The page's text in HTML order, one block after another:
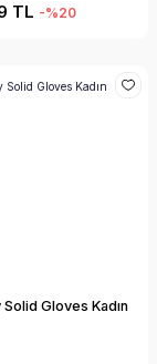
TL -%20
Gloves Kadın